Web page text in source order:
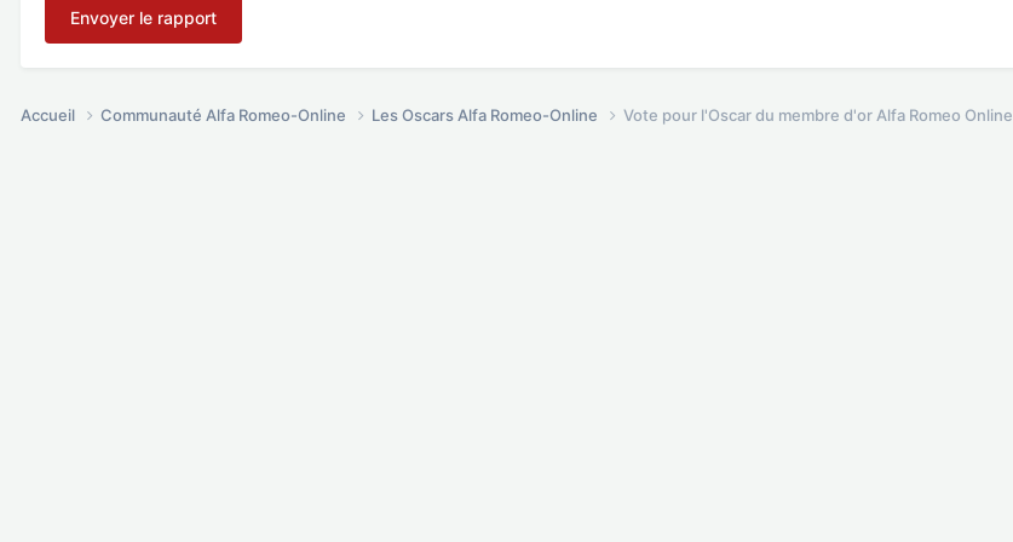
Envoyer le rapport
Accueil Communauté Alfa Romeo-Online Les Oscars Alfa Romeo-Online Vote pour l'Oscar du membre d'or Alfa Romeo Online